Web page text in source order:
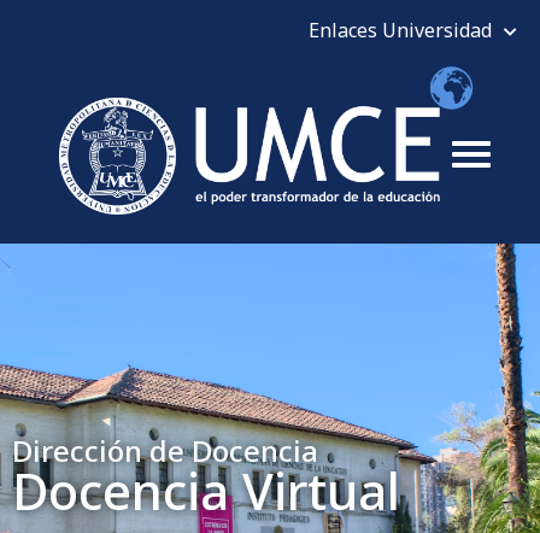
Dirección de Docencia
Docencia Virtual